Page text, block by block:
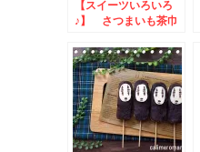
【スイーツいろいろ
♪】 さつまいも茶巾